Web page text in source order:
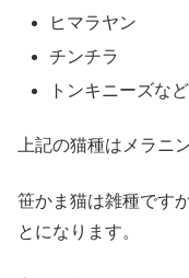
ヒマラヤン
チンチラ
トンキニーズなど
上記の猫種はメラニ
笹かま猫は雑種です
とになります。